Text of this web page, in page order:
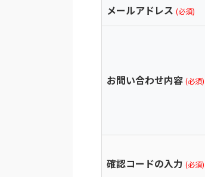
メールアドレス (必須)
お問い合わせ内容 (必須)
確認コードの入力 (必須)